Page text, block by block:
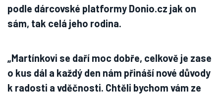
podle dárcovské platformy Donio.cz jak on
sám, tak celá jeho rodina.
„Martínkovi se daří moc dobře, celkově je zase
o kus dál a každý den nám přináší nové důvody
k radosti a vděčnosti. Chtěli bychom vám ze